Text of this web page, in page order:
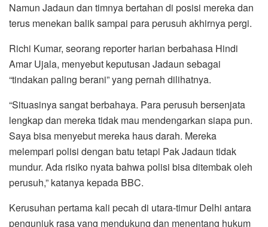
Namun Jadaun dan timnya bertahan di posisi mereka dan
terus menekan balik sampai para perusuh akhirnya pergi.
Richi Kumar, seorang reporter harian berbahasa Hindi
Amar Ujala, menyebut keputusan Jadaun sebagai
“tindakan paling berani” yang pernah dilihatnya.
“Situasinya sangat berbahaya. Para perusuh bersenjata
lengkap dan mereka tidak mau mendengarkan siapa pun.
Saya bisa menyebut mereka haus darah. Mereka
melempari polisi dengan batu tetapi Pak Jadaun tidak
mundur. Ada risiko nyata bahwa polisi bisa ditembak oleh
perusuh,” katanya kepada BBC.
Kerusuhan pertama kali pecah di utara-timur Delhi antara
pengunjuk rasa yang mendukung dan menentang hukum